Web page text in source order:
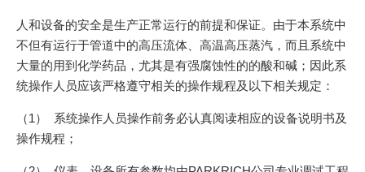
人和设备的安全是生产正常运行的前提和保证。由于本系统中
不但有运行于管道中的高压流体、高温高压蒸汽，而且系统中
大量的用到化学药品，尤其是有强腐蚀性的的酸和碱；因此系
统操作人员应该严格遵守相关的操作规程及以下相关规定：
（1） 系统操作人员操作前务必认真阅读相应的设备说明书及
操作规程；